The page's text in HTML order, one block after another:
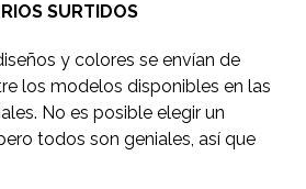
SURTIDOS
y colores se envían de
los modelos disponibles en las
No es posible elegir un
todos son geniales, así que